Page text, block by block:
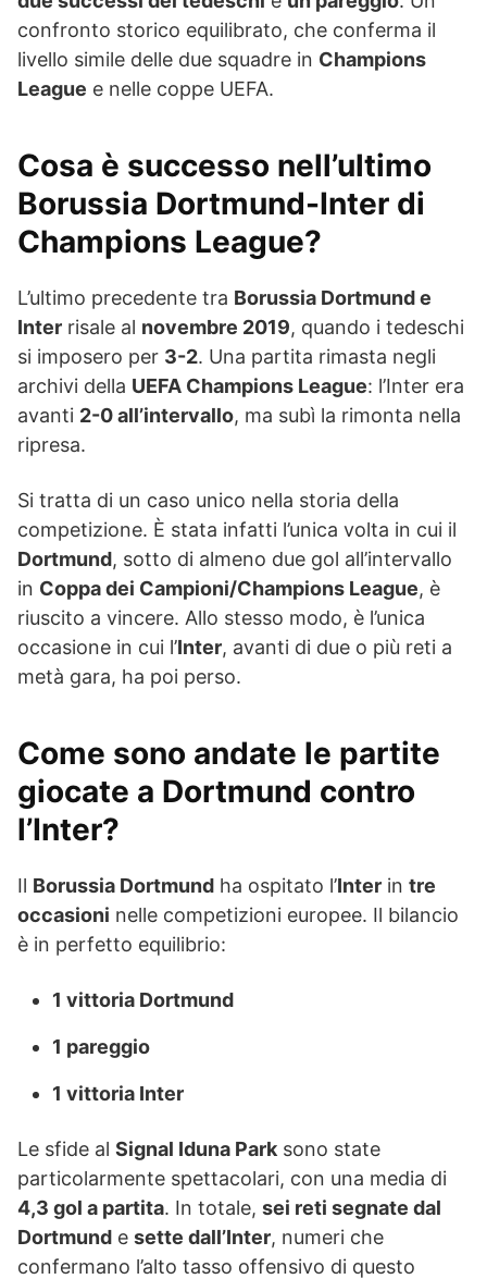
confronto storico equilibrato, che conferma il
livello simile delle due squadre in Champions
League e nelle coppe UEFA.
Cosa è successo nell’ultimo
Borussia Dortmund-Inter di
Champions League?
L’ultimo precedente tra Borussia Dortmund e
Inter risale al novembre 2019, quando i tedeschi
si imposero per 3-2. Una partita rimasta negli
archivi della UEFA Champions League: l’Inter era
avanti 2-0 all’intervallo, ma subì la rimonta nella
ripresa.
Si tratta di un caso unico nella storia della
competizione. È stata infatti l’unica volta in cui il
Dortmund, sotto di almeno due gol all’intervallo
in Coppa dei Campioni/Champions League, è
riuscito a vincere. Allo stesso modo, è l’unica
occasione in cui l’Inter, avanti di due o più reti a
metà gara, ha poi perso.
Come sono andate le partite
giocate a Dortmund contro
l’Inter?
Il Borussia Dortmund ha ospitato l’Inter in tre
occasioni nelle competizioni europee. Il bilancio
è in perfetto equilibrio:
1 vittoria Dortmund
1 pareggio
1 vittoria Inter
Le sfide al Signal Iduna Park sono state
particolarmente spettacolari, con una media di
4,3 gol a partita. In totale, sei reti segnate dal
Dortmund e sette dall’Inter, numeri che
confermano l’alto tasso offensivo di questo